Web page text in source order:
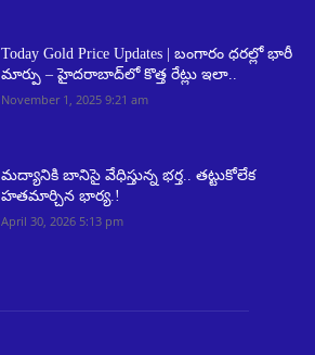
Today Gold Price Updates | బంగారం ధరల్లో భారీ
మార్పు – హైదరాబాద్‌లో కొత్త రేట్లు ఇలా..
November 1, 2025 9:21 am
మద్యానికి బానిసై వేధిస్తున్న భర్త.. తట్టుకోలేక
హతమార్చిన భార్య.!
April 30, 2026 5:13 pm